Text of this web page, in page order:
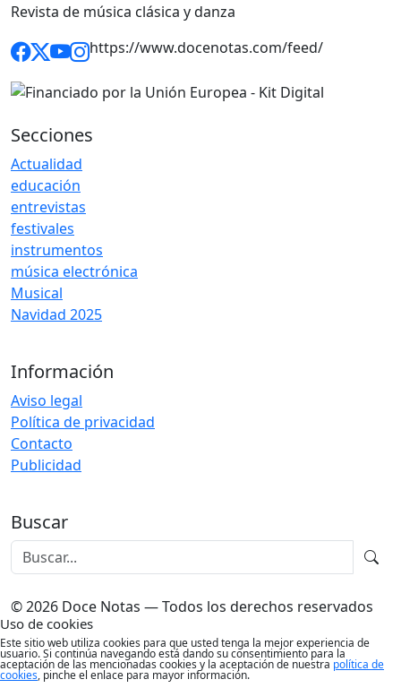
Revista de música clásica y danza
https://www.docenotas.com/feed/
Secciones
Actualidad
educación
entrevistas
festivales
instrumentos
música electrónica
Musical
Navidad 2025
Información
Aviso legal
Política de privacidad
Contacto
Publicidad
Buscar
© 2026 Doce Notas — Todos los derechos reservados
Uso de cookies
Este sitio web utiliza cookies para que usted tenga la mejor experiencia de
usuario. Si continúa navegando está dando su consentimiento para la
aceptación de las mencionadas cookies y la aceptación de nuestra política de
cookies, pinche el enlace para mayor información.